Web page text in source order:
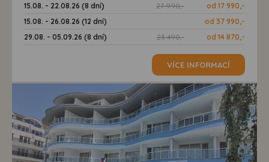
15.08. - 22.08.26 (8 dní) 27 990,-
od 17 990,-
15.08. - 26.08.26 (12 dní)
od 37 990,-
29.08. - 05.09.26 (8 dní)
23 490,- od 14 870,-
VÍCE INFORMACÍ